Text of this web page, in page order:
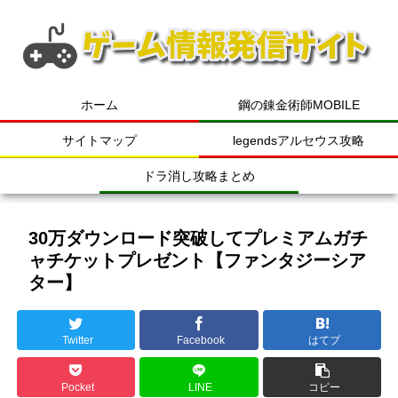
ホーム 鋼の錬金術師MOBILE
サイトマップ legendsアルセウス攻略
ドラ消し攻略まとめ
30万ダウンロード突破してプレミアムガチ
ャチケットプレゼント【ファンタジーシア
ター】
Twitter Facebook はてブ
Pocket LINE コピー